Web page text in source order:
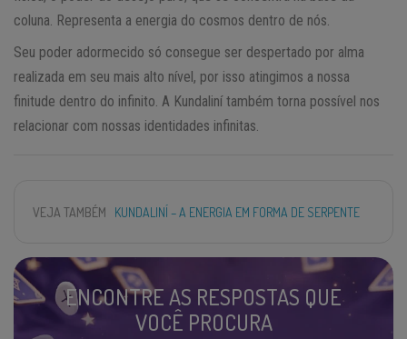
coluna. Representa a energia do cosmos dentro de nós.
Seu poder adormecido só consegue ser despertado por alma
realizada em seu mais alto nível, por isso atingimos a nossa
finitude dentro do infinito. A Kundaliní também torna possível nos
relacionar com nossas identidades infinitas.
VEJA TAMBÉM KUNDALINÍ – A ENERGIA EM FORMA DE SERPENTE
ENCONTRE AS RESPOSTAS QUE
VOCÊ PROCURA